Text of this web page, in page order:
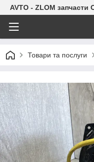
AVTO - ZLOM запчасти
Товари та послуги